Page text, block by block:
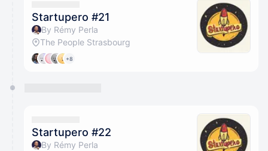
Startupero #21
By Rémy Perla
The People Strasbourg
+8
Startupero #22
By Rémy Perla